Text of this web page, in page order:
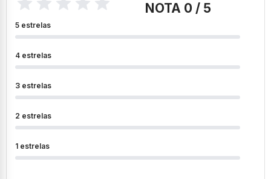
NOTA 0 / 5
5 estrelas
4 estrelas
3 estrelas
2 estrelas
1 estrelas